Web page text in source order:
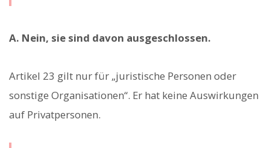
A. Nein, sie sind davon ausgeschlossen.
Artikel 23 gilt nur für „juristische Personen oder
sonstige Organisationen“. Er hat keine Auswirkungen
auf Privatpersonen.